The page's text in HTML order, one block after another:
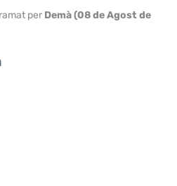
per Demà (08 de Agost de